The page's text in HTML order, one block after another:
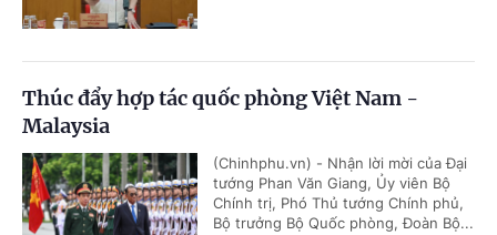
Thúc đẩy hợp tác quốc phòng Việt Nam -
Malaysia
(Chinhphu.vn) - Nhận lời mời của Đại
tướng Phan Văn Giang, Ủy viên Bộ
Chính trị, Phó Thủ tướng Chính phủ,
Bộ trưởng Bộ Quốc phòng, Đoàn Bộ...